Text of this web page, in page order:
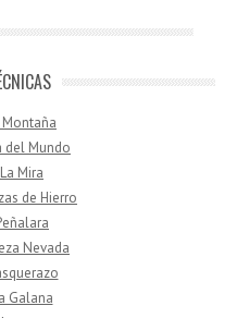
Montaña
del Mundo
Mira
de Hierro
Nevada
Galana